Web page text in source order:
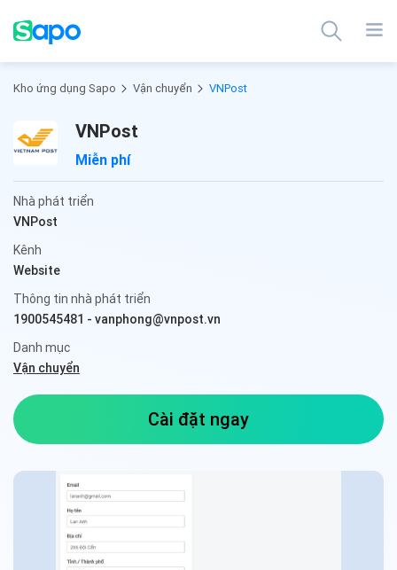
Kho ứng dụng Sapo Vận chuyển VNPost
VNPost
Miễn phí
Nhà phát triển
VNPost
Kênh
Website
Thông tin nhà phát triển
1900545481 - vanphong@vnpost.vn
Danh mục
Vận chuyển
Cài đặt ngay